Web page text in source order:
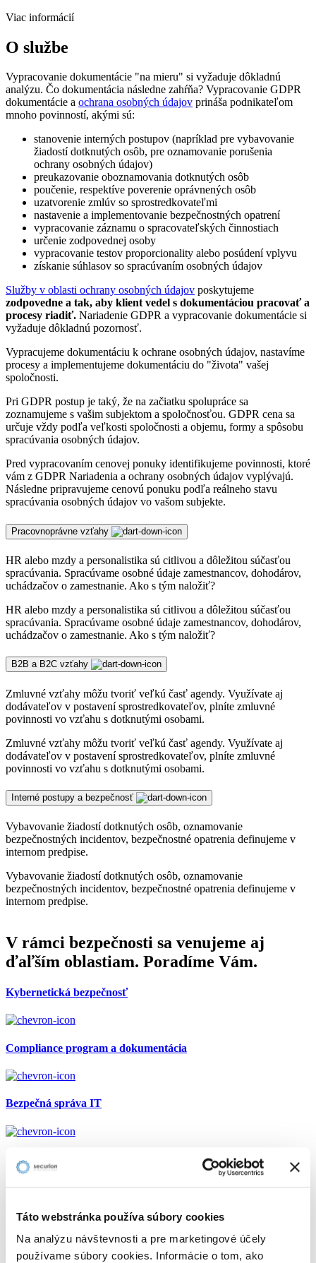
Táto webstránka používa súbory cookies
Na analýzu návštevnosti a pre marketingové účely
používame súbory cookies. Informácie o tom, ako
Viac informácií
O službe
Vypracovanie dokumentácie "na mieru" si vyžaduje dôkladnú
analýzu. Čo dokumentácia následne zahŕňa? Vypracovanie GDPR
dokumentácie a ochrana osobných údajov prináša podnikateľom
mnoho povinností, akými sú:
stanovenie interných postupov (napríklad pre vybavovanie
žiadostí dotknutých osôb, pre oznamovanie porušenia
ochrany osobných údajov)
preukazovanie oboznamovania dotknutých osôb
poučenie, respektíve poverenie oprávnených osôb
uzatvorenie zmlúv so sprostredkovateľmi
nastavenie a implementovanie bezpečnostných opatrení
vypracovanie záznamu o spracovateľských činnostiach
určenie zodpovednej osoby
vypracovanie testov proporcionality alebo posúdení vplyvu
získanie súhlasov so spracúvaním osobných údajov
Služby v oblasti ochrany osobných údajov poskytujeme
zodpovedne a tak, aby klient vedel s dokumentáciou pracovať a
procesy riadiť. Nariadenie GDPR a vypracovanie dokumentácie si
vyžaduje dôkladnú pozornosť.
Vypracujeme dokumentáciu k ochrane osobných údajov, nastavíme
procesy a implementujeme dokumentáciu do "života" vašej
spoločnosti.
Pri GDPR postup je taký, že na začiatku spolupráce sa
zoznamujeme s vašim subjektom a spoločnosťou. GDPR cena sa
určuje vždy podľa veľkosti spoločnosti a objemu, formy a spôsobu
spracúvania osobných údajov.
Pred vypracovaním cenovej ponuky identifikujeme povinnosti, ktoré
vám z GDPR Nariadenia a ochrany osobných údajov vyplývajú.
Následne pripravujeme cenovú ponuku podľa reálneho stavu
spracúvania osobných údajov vo vašom subjekte.
Pracovnoprávne vzťahy
HR alebo mzdy a personalistika sú citlivou a dôležitou súčasťou
spracúvania. Spracúvame osobné údaje zamestnancov, dohodárov,
uchádzačov o zamestnanie. Ako s tým naložiť?
HR alebo mzdy a personalistika sú citlivou a dôležitou súčasťou
spracúvania. Spracúvame osobné údaje zamestnancov, dohodárov,
uchádzačov o zamestnanie. Ako s tým naložiť?
B2B a B2C vzťahy
Zmluvné vzťahy môžu tvoriť veľkú časť agendy. Využívate aj
dodávateľov v postavení sprostredkovateľov, plníte zmluvné
povinnosti vo vzťahu s dotknutými osobami.
Zmluvné vzťahy môžu tvoriť veľkú časť agendy. Využívate aj
dodávateľov v postavení sprostredkovateľov, plníte zmluvné
povinnosti vo vzťahu s dotknutými osobami.
Interné postupy a bezpečnosť
Vybavovanie žiadostí dotknutých osôb, oznamovanie
bezpečnostných incidentov, bezpečnostné opatrenia definujeme v
internom predpise.
Vybavovanie žiadostí dotknutých osôb, oznamovanie
bezpečnostných incidentov, bezpečnostné opatrenia definujeme v
internom predpise.
V rámci bezpečnosti sa venujeme aj
ďaľším oblastiam. Poradíme Vám.
Kybernetická bezpečnosť
Compliance program a dokumentácia
Bezpečná správa IT
Spokojní klienti v oblasti ochrany osobných údajov
REFERENCIE OD NAŠICH KLIENTOV
Silvia Filkornová
HR manažér, TATRA Billing, a.s.